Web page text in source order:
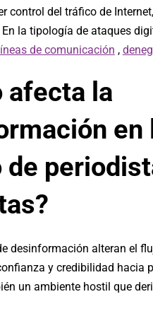
control del tráfico de
la tipología de ataques
de comunicación ,
afecta la
en
de
desinformación alteran el
y credibilidad hacia
un ambiente hostil que